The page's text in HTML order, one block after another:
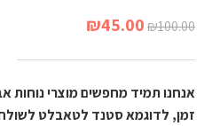
₪100.00
₪45.00
אנחנו תמיד מחפשים מוצרי נוחות
זמן, לדוגמא סטנד לטאבלט